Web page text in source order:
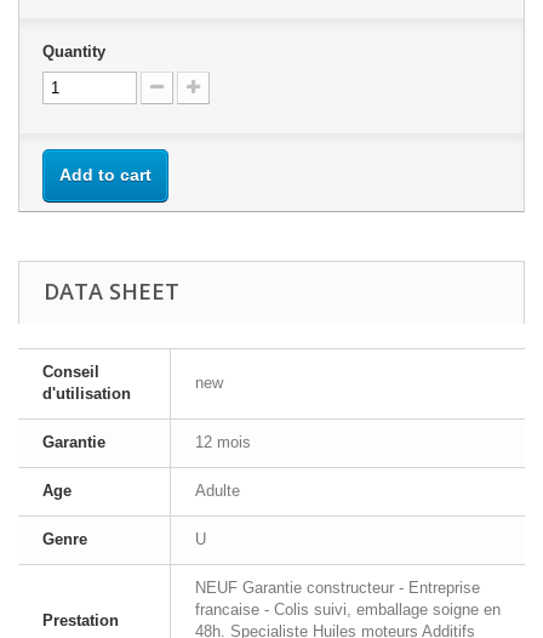
Quantity
Add to cart
DATA SHEET
Conseil
d'utilisation
new
Garantie 12 mois
Age Adulte
Genre U
Prestation
NEUF Garantie constructeur - Entreprise
francaise - Colis suivi, emballage soigne en
48h. Specialiste Huiles moteurs Additifs